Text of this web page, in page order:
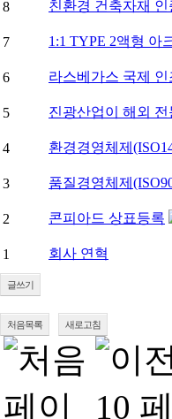
8 친환경 건축자재
7 1:1 TYPE 2액형 아
6 라스베가스 국제
5 진광산업이 해외
4 환경경영체제
3 품질경영체제
2 콘피아드 상표등록
1 회사 연혁
글쓰기
처음목록 새로고침